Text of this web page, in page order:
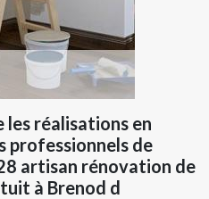
réalisations en
professionnels de
artisan rénovation de
à Brenod d